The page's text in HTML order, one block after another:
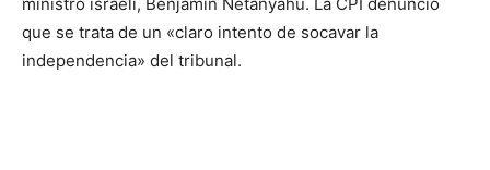
que se trata de un «claro intento de socavar la
independencia» del tribunal.